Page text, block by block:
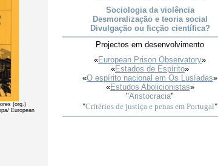
Sociologia da violência
Desmoralização e teoria social
Divulgação ou ficção científica?
Projectos em desenvolvimento
«European Prison Observatory»
«Estados de Espírito»
«O espírito nacional em Os Lusíadas»
«Estudos Abolicionistas»
"Aristocracia"
"Critérios de justiça e penas em Portugal"